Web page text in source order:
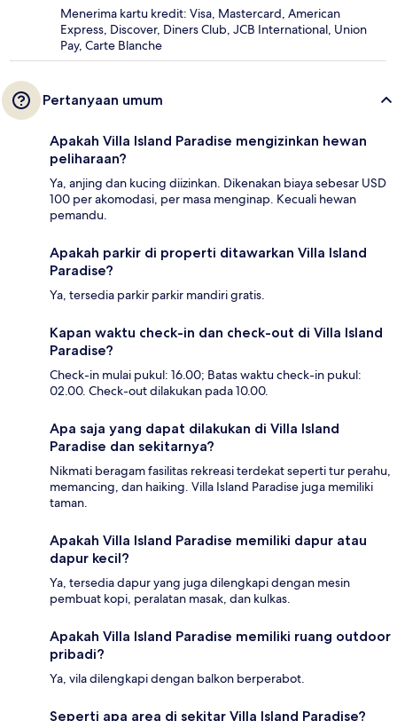
Menerima kartu kredit: Visa, Mastercard, American
Express, Discover, Diners Club, JCB International, Union
Pay, Carte Blanche
Pertanyaan umum
Apakah Villa Island Paradise mengizinkan hewan
peliharaan?
Ya, anjing dan kucing diizinkan. Dikenakan biaya sebesar USD
100 per akomodasi, per masa menginap. Kecuali hewan
pemandu.
Apakah parkir di properti ditawarkan Villa Island
Paradise?
Ya, tersedia parkir parkir mandiri gratis.
Kapan waktu check-in dan check-out di Villa Island
Paradise?
Check-in mulai pukul: 16.00; Batas waktu check-in pukul:
02.00. Check-out dilakukan pada 10.00.
Apa saja yang dapat dilakukan di Villa Island
Paradise dan sekitarnya?
Nikmati beragam fasilitas rekreasi terdekat seperti tur perahu,
memancing, dan haiking. Villa Island Paradise juga memiliki
taman.
Apakah Villa Island Paradise memiliki dapur atau
dapur kecil?
Ya, tersedia dapur yang juga dilengkapi dengan mesin
pembuat kopi, peralatan masak, dan kulkas.
Apakah Villa Island Paradise memiliki ruang outdoor
pribadi?
Ya, vila dilengkapi dengan balkon berperabot.
Seperti apa area di sekitar Villa Island Paradise?